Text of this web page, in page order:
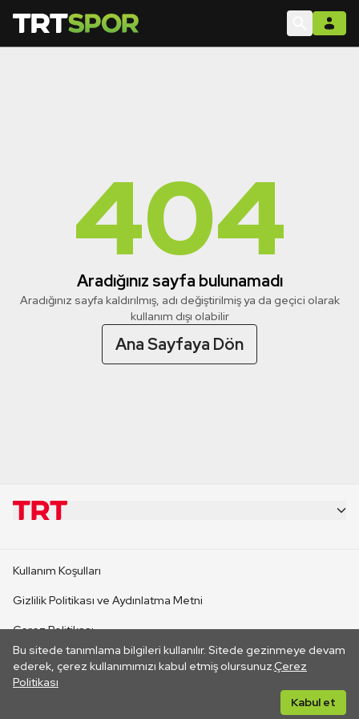
404
Aradığınız sayfa bulunamadı
Aradığınız sayfa kaldırılmış, adı değiştirilmiş ya da geçici olarak
kullanım dışı olabilir
Ana Sayfaya Dön
Bu sitede tanımlama bilgileri kullanılır. Sitede gezinmeye devam
ederek, çerez kullanımımızı kabul etmiş olursunuz.Çerez
Politikası
Kabul et
CANLI YAYINLAR
Kullanım Koşulları
Gizlilik Politikası ve Aydınlatma Metni
Çerez Politikası
İletişim
Her hakkı saklıdır. ©2026 TRT. Bağlantı yoluyla gidilen dış